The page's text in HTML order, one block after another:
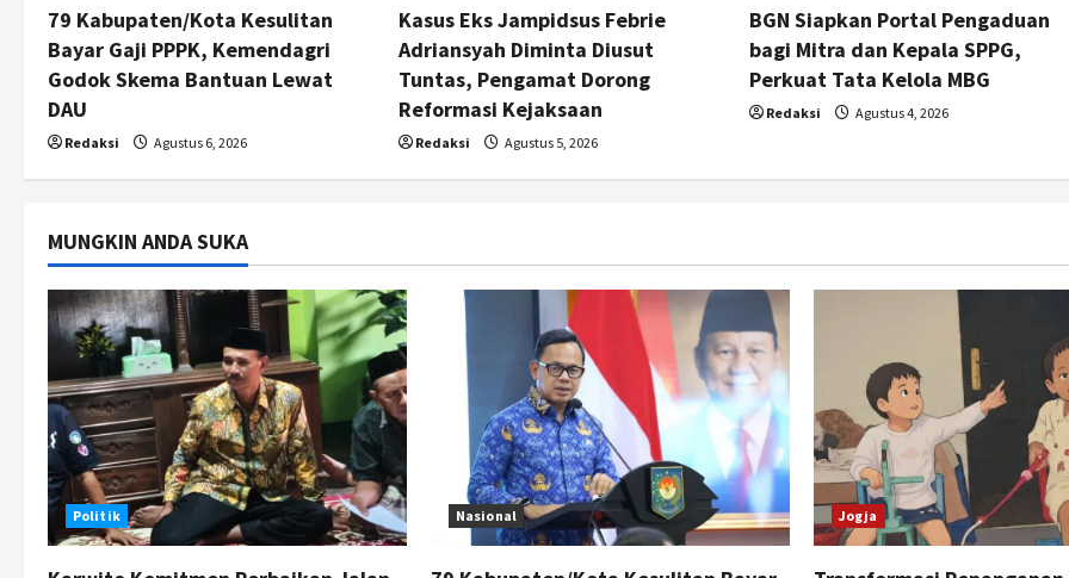
t
i
o
n
79 Kabupaten/Kota Kesulitan
Bayar Gaji PPPK, Kemendagri
Godok Skema Bantuan Lewat
DAU
Redaksi Agustus 6, 2026
Kasus Eks Jampidsus Febrie
Adriansyah Diminta Diusut
Tuntas, Pengamat Dorong
Reformasi Kejaksaan
Redaksi Agustus 5, 2026
BGN Siapkan Portal Pengaduan
bagi Mitra dan Kepala SPPG,
Perkuat Tata Kelola MBG
Redaksi Agustus 4, 2026
MUNGKIN ANDA SUKA
Politik Nasional Jogja